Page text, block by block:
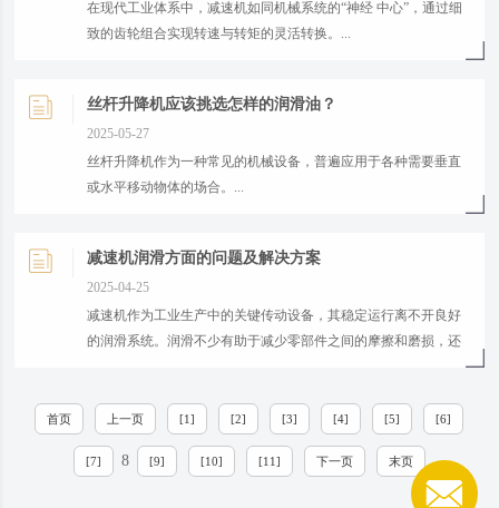
在现代工业体系中，减速机如同机械系统的“神经 中心”，通过细
致的齿轮组合实现转速与转矩的灵活转换。...
丝杆升降机应该挑选怎样的润滑油？
2025-05-27
​丝杆升降机作为一种常见的机械设备，普遍应用于各种需要垂直
或水平移动物体的场合。...
减速机润滑方面的问题及解决方案
2025-04-25
​减速机作为工业生产中的关键传动设备，其稳定运行离不开良好
的润滑系统。润滑不少有助于减少零部件之间的摩擦和磨损，还
首页 上一页 [1] [2] [3] [4] [5] [6]
[7] 8 [9] [10] [11] 下一页 末页